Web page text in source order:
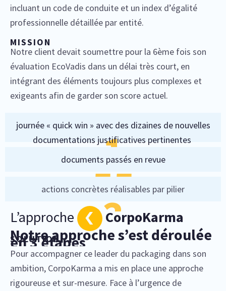
incluant un code de conduite et un index d’égalité
professionnelle détaillée par entité.
MISSION
Notre client devait soumettre pour la 6ème fois son
évaluation EcoVadis dans un délai très court, en
intégrant des éléments toujours plus complexes et
exigeants afin de garder son score actuel.
1
journée « quick win » avec des dizaines de nouvelles
documentations justificatives pertinentes
55
documents passés en revue
3
actions concrètes réalisables par pilier
SOLUTION
L’approche CorpoKarma
Notre approche s’est déroulée
en 3 étapes
Pour accompagner ce leader du packaging dans son
ambition, CorpoKarma a mis en place une approche
rigoureuse et sur-mesure. Face à l’urgence de